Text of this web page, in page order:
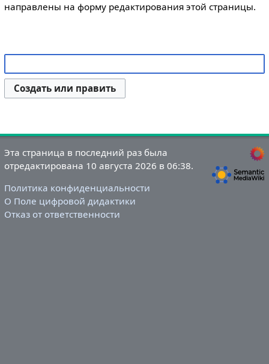
направлены на форму редактирования этой страницы.
Создать или править
Эта страница в последний раз была
отредактирована 10 августа 2026 в 06:38.
Политика конфиденциальности
О Поле цифровой дидактики
Отказ от ответственности